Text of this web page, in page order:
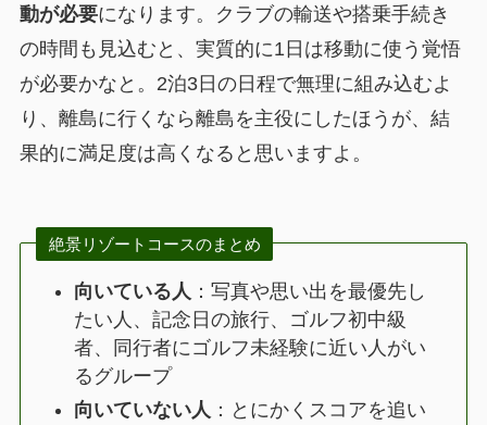
動が必要になります。クラブの輸送や搭乗手続き
の時間も見込むと、実質的に1日は移動に使う覚悟
が必要かなと。2泊3日の日程で無理に組み込むよ
り、離島に行くなら離島を主役にしたほうが、結
果的に満足度は高くなると思いますよ。
絶景リゾートコースのまとめ
向いている人 ：写真や思い出を最優先し
たい人、記念日の旅行、ゴルフ初中級
者、同行者にゴルフ未経験に近い人がい
るグループ
向いていない人 ：とにかくスコアを追い